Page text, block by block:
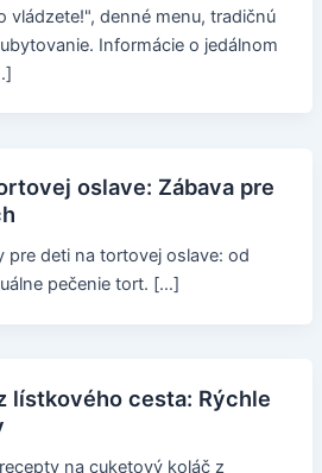
vládzete!", denné menu, tradičnú
Informácie o jedálnom
oslave: Zábava pre
pre deti na tortovej oslave: od
pečenie tort. […]
lístkového cesta: Rýchle
na cuketový koláč z